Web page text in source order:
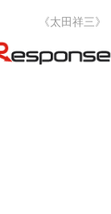
《太田祥三》